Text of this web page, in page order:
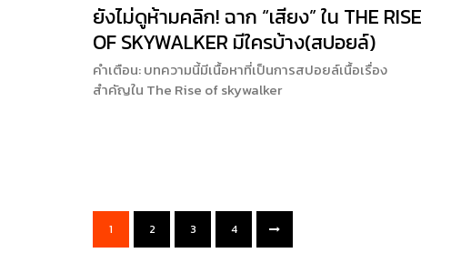
ยังไม่ดูห้ามคลิก! ฉาก “เสียง” ใน THE RISE
OF SKYWALKER มีใครบ้าง(สปอยล์)
คำเตือน: บทความนี้มีเนื้อหาที่เป็นการสปอยล์เนื้อเรื่อง
สำคัญใน The Rise of skywalker
1 2 3 4